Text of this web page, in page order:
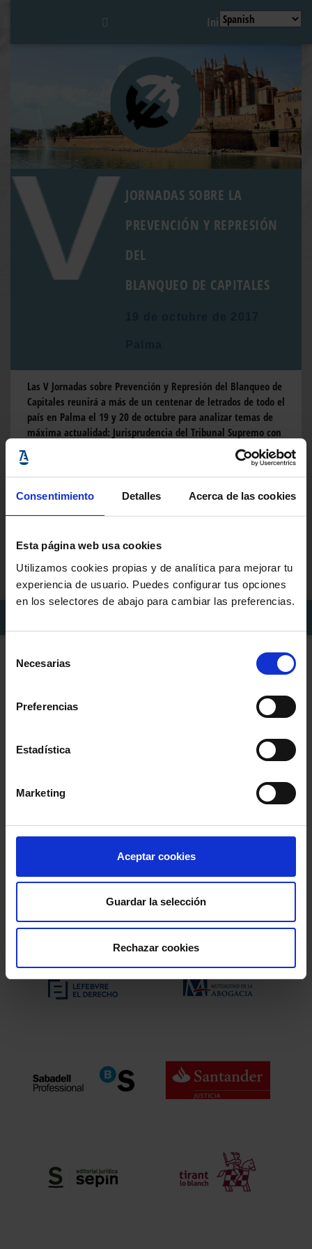
Consentimiento Detalles Acerca de las cookies
Esta página web usa cookies
Utilizamos cookies propias y de analítica para mejorar tu
experiencia de usuario. Puedes configurar tus opciones
en los selectores de abajo para cambiar las preferencias.
Necesarias
Preferencias
Estadística
Marketing
Aceptar cookies
Guardar la selección
Rechazar cookies
Inicio
JORNADAS SOBRE LA
PREVENCIÓN Y REPRESIÓN
DEL
BLANQUEO DE CAPITALES
Las V Jornadas sobre Prevención y Represión del Blanqueo de
Capitales reunirá a más de un centenar de letrados de todo el
país en Palma el 19 y 20 de octubre para analizar temas de
máxima actualidad: Jurisprudencia del Tribunal Supremo con
especial referencia a la continuidad delictiva; el delito de
blanqueo y la responsabilidad penal de las personas jurídicas;
el uso de las TIC en este ámbito; las obligaciones de los
abogados; herramientas para detectar el fraude y mucho
Inscríbete #PREVENCIÓNBLANQUEO
Organizan